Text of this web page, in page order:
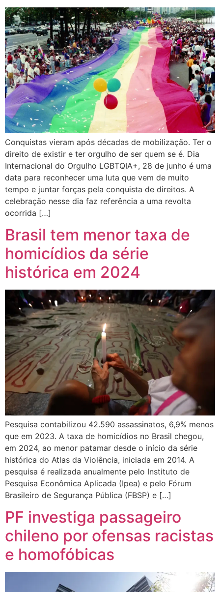
Conquistas vieram após décadas de mobilização. Ter o
direito de existir e ter orgulho de ser quem se é. Dia
Internacional do Orgulho LGBTQIA+, 28 de junho é uma
data para reconhecer uma luta que vem de muito
tempo e juntar forças pela conquista de direitos. A
celebração nesse dia faz referência a uma revolta
ocorrida […]
Brasil tem menor taxa de
homicídios da série
histórica em 2024
Pesquisa contabilizou 42.590 assassinatos, 6,9% menos
que em 2023. A taxa de homicídios no Brasil chegou,
em 2024, ao menor patamar desde o início da série
histórica do Atlas da Violência, iniciada em 2014. A
pesquisa é realizada anualmente pelo Instituto de
Pesquisa Econômica Aplicada (Ipea) e pelo Fórum
Brasileiro de Segurança Pública (FBSP) e […]
PF investiga passageiro
chileno por ofensas racistas
e homofóbicas